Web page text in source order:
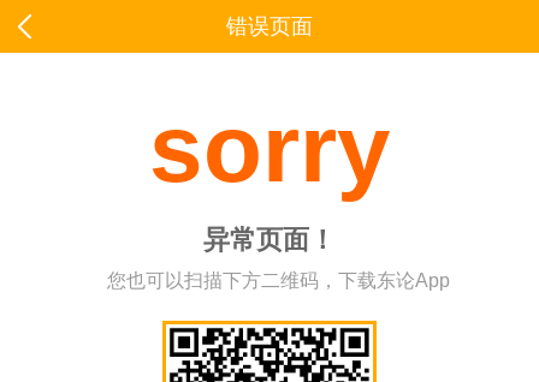
错误页面
sorry
异常页面！
您也可以扫描下方二维码，下载东论App